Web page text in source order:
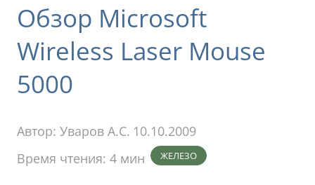
Обзор Microsoft
Wireless Laser Mouse
5000
Автор: Уваров А.С. 10.10.2009
Время чтения: 4 мин
ЖЕЛЕЗО